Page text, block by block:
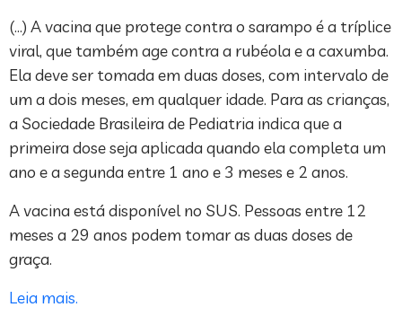
(…) A vacina que protege contra o sarampo é a tríplice
viral, que também age contra a rubéola e a caxumba.
Ela deve ser tomada em duas doses, com intervalo de
um a dois meses, em qualquer idade. Para as crianças,
a Sociedade Brasileira de Pediatria indica que a
primeira dose seja aplicada quando ela completa um
ano e a segunda entre 1 ano e 3 meses e 2 anos.
A vacina está disponível no SUS. Pessoas entre 12
meses a 29 anos podem tomar as duas doses de
graça.
Leia mais.